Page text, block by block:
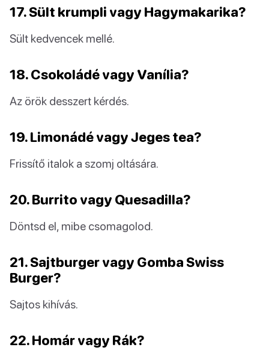
17. Sült krumpli vagy Hagymakarika?
Sült kedvencek mellé.
18. Csokoládé vagy Vanília?
Az örök desszert kérdés.
19. Limonádé vagy Jeges tea?
Frissítő italok a szomj oltására.
20. Burrito vagy Quesadilla?
Döntsd el, mibe csomagolod.
21. Sajtburger vagy Gomba Swiss
Burger?
Sajtos kihívás.
22. Homár vagy Rák?